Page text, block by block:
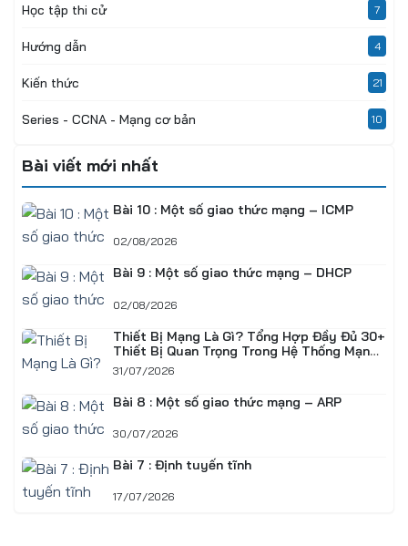
Học tập thi cử 7
Hướng dẫn 4
Kiến thức 21
Series - CCNA - Mạng cơ bản 10
Bài viết mới nhất
Bài 10 : Một số giao thức mạng – ICMP
02/08/2026
Bài 9 : Một số giao thức mạng – DHCP
02/08/2026
Thiết Bị Mạng Là Gì? Tổng Hợp Đầy Đủ 30+
Thiết Bị Quan Trọng Trong Hệ Thống Mạng
Doanh Nghiệp
31/07/2026
Bài 8 : Một số giao thức mạng – ARP
30/07/2026
Bài 7 : Định tuyến tĩnh
17/07/2026